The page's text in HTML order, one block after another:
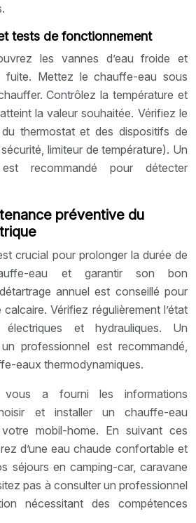
tests de fonctionnement
les vannes d’eau froide et
fuite. Mettez le chauffe-eau sous
Contrôlez la température et
la valeur souhaitée. Vérifiez le
thermostat et des dispositifs de
limiteur de température). Un
recommandé pour détecter
préventive du
crucial pour prolonger la durée de
eau et garantir son bon
annuel est conseillé pour
Vérifiez régulièrement l’état
électriques et hydrauliques. Un
professionnel est recommandé,
eaux thermodynamiques.
a fourni les informations
et installer un chauffe-eau
mobil-home. En suivant ces
d’une eau chaude confortable et
séjours en camping-car, caravane
pas à consulter un professionnel
nécessitant des compétences